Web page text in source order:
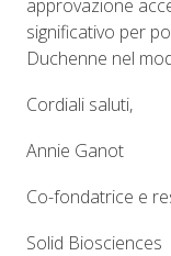
approvazione
significativo per
Duchenne nel
Cordiali saluti,
Annie Ganot
Co-fondatrice e
Solid Biosciences